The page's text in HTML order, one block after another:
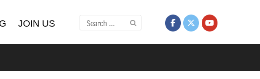
JOIN US
Search
for: